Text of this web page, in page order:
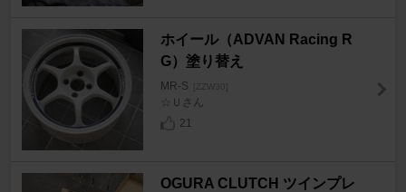
ホイール（ADVAN Racing R
G）塗り替え
MR-S [ZZW30]
☆Ｕさん
21
OGURA CLUTCH ツインプレ